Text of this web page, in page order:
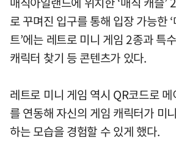
로 꾸며진 입구를 통해 입장 가능한
트’에는 레트로 미니 게임 2종과 특
캐릭터 찾기 등 콘텐츠가 있다.
레트로 미니 게임 역시 QR코드로
를 연동해 자신의 게임 캐릭터가 미
하는 모습을 경험할 수 있게 했다.